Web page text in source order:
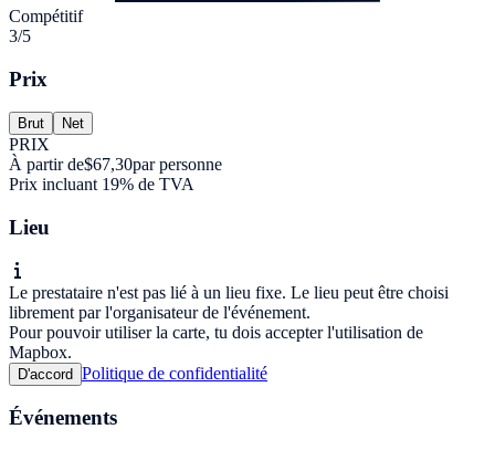
Compétitif
3/5
Prix
Brut Net
PRIX
À partir de$67,30par personne
Prix incluant 19% de TVA
Lieu
Le prestataire n'est pas lié à un lieu fixe. Le lieu peut être choisi
librement par l'organisateur de l'événement.
Pour pouvoir utiliser la carte, tu dois accepter l'utilisation de
Mapbox.
D'accord Politique de confidentialité
Événements